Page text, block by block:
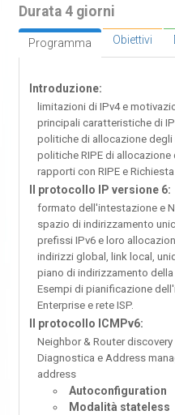
Durata 4 giorni
Programma Obiettivi
Introduzione:
limitazioni di IPv4 e
principali caratteristiche di
politiche di allocazione degli
politiche RIPE di allocazione
rapporti con RIPE e
Il protocollo IP versione 6:
formato dell'intestazione e
spazio di indirizzamento
prefissi IPv6 e loro
indirizzi global, link local,
piano di indirizzamento della
Esempi di pianificazione
Enterprise e rete ISP.
Il protocollo ICMPv6:
Neighbor & Router discovery
Diagnostica e Address
address
Autoconfiguration
Modalità stateless